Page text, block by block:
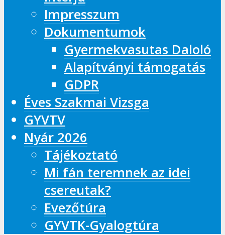
Impresszum
Dokumentumok
Gyermekvasutas Daloló
Alapítványi támogatás
GDPR
Éves Szakmai Vizsga
GYVTV
Nyár 2026
Tájékoztató
Mi fán teremnek az idei
csereutak?
Evezőtúra
GYVTK-Gyalogtúra